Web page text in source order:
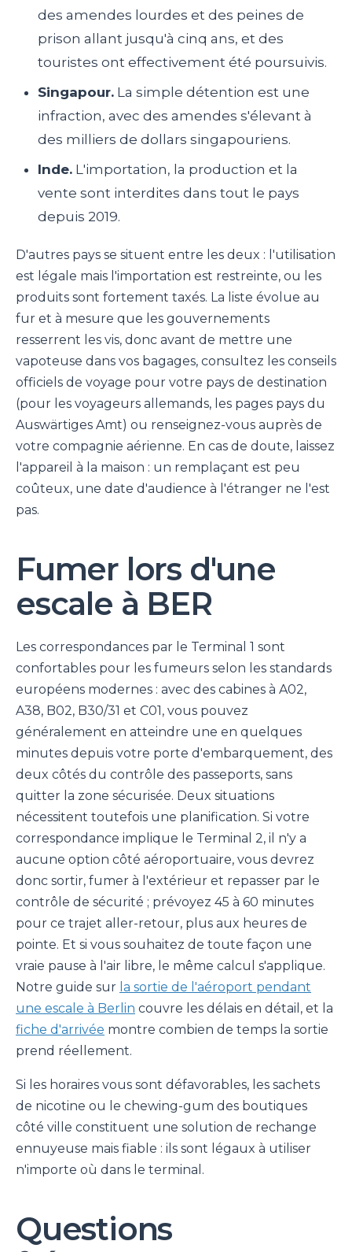
des amendes lourdes et des peines de
prison allant jusqu'à cinq ans, et des
touristes ont effectivement été poursuivis.
Singapour. La simple détention est une
infraction, avec des amendes s'élevant à
des milliers de dollars singapouriens.
Inde. L'importation, la production et la
vente sont interdites dans tout le pays
depuis 2019.
D'autres pays se situent entre les deux : l'utilisation
est légale mais l'importation est restreinte, ou les
produits sont fortement taxés. La liste évolue au
fur et à mesure que les gouvernements
resserrent les vis, donc avant de mettre une
vapoteuse dans vos bagages, consultez les conseils
officiels de voyage pour votre pays de destination
(pour les voyageurs allemands, les pages pays du
Auswärtiges Amt) ou renseignez-vous auprès de
votre compagnie aérienne. En cas de doute, laissez
l'appareil à la maison : un remplaçant est peu
coûteux, une date d'audience à l'étranger ne l'est
pas.
Fumer lors d'une
escale à BER
Les correspondances par le Terminal 1 sont
confortables pour les fumeurs selon les standards
européens modernes : avec des cabines à A02,
A38, B02, B30/31 et C01, vous pouvez
généralement en atteindre une en quelques
minutes depuis votre porte d'embarquement, des
deux côtés du contrôle des passeports, sans
quitter la zone sécurisée. Deux situations
nécessitent toutefois une planification. Si votre
correspondance implique le Terminal 2, il n'y a
aucune option côté aéroportuaire, vous devrez
donc sortir, fumer à l'extérieur et repasser par le
contrôle de sécurité ; prévoyez 45 à 60 minutes
pour ce trajet aller-retour, plus aux heures de
pointe. Et si vous souhaitez de toute façon une
vraie pause à l'air libre, le même calcul s'applique.
Notre guide sur la sortie de l'aéroport pendant
une escale à Berlin couvre les délais en détail, et la
fiche d'arrivée montre combien de temps la sortie
prend réellement.
Si les horaires vous sont défavorables, les sachets
de nicotine ou le chewing-gum des boutiques
côté ville constituent une solution de rechange
ennuyeuse mais fiable : ils sont légaux à utiliser
n'importe où dans le terminal.
Questions